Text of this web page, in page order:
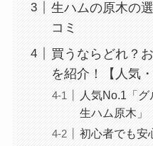
生ハムの原木の
コミ
買うならどれ？
を紹介！【人気
人気No.1「
生ハム原木」
初心者でも安